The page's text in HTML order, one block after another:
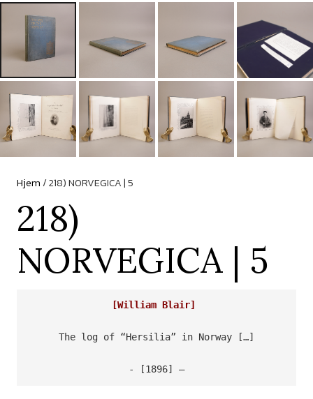
Hjem/ 218) NORVEGICA | 5
218)
NORVEGICA | 5
[William Blair]
The log of “Hersilia” in Norway […]
- [1896] –